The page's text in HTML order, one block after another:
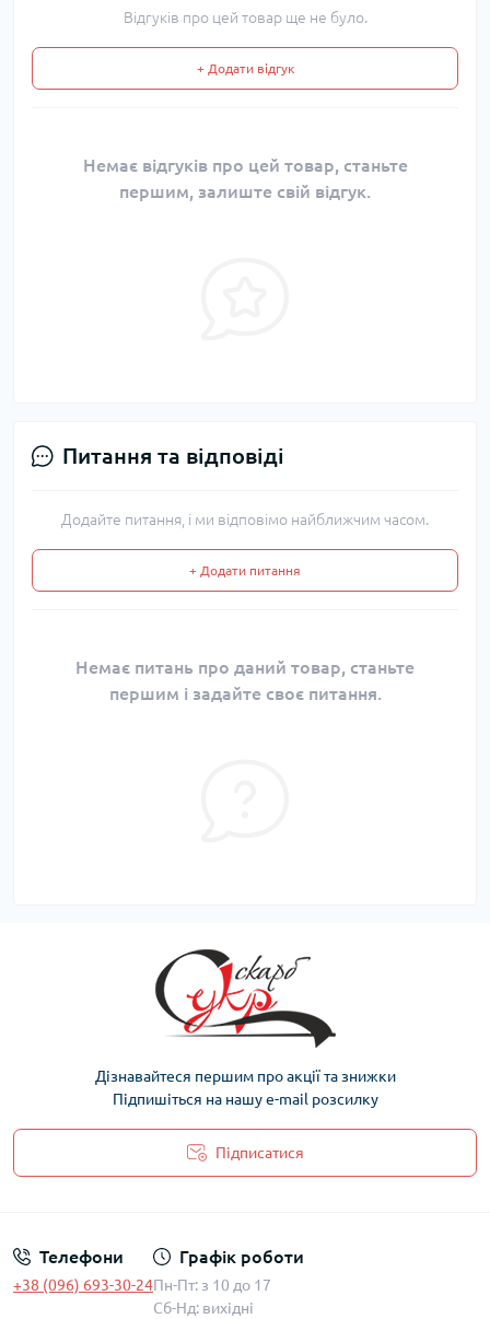
Відгуків про цей товар ще не було.
+ Додати відгук
Немає відгуків про цей товар, станьте
першим, залиште свій відгук.
Питання та відповіді
Додайте питання, і ми відповімо найближчим часом.
+ Додати питання
Немає питань про даний товар, станьте
першим і задайте своє питання.
Дізнавайтеся першим про акції та знижки
Підпишіться на нашу e-mail розсилку
Підписатися
Телефони
+38 (096) 693-30-24
Графік роботи
Пн-Пт: з 10 до 17
Сб-Нд: вихідні